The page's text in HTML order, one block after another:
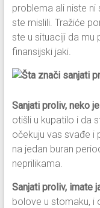
problema ali niste
ste mislili. Tražiće
ste u situaciji da mu
finansijski jaki.
Sanjati proliv, neko
otišli u kupatilo i da
očekuju vas svađe i
na jedan buran
neprilikama.
Sanjati proliv, imate
bolove u stomaku, i